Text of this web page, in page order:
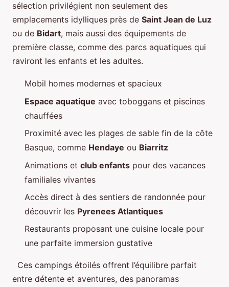
sélection privilégient non seulement des
emplacements idylliques près de Saint Jean de Luz
ou de Bidart, mais aussi des équipements de
première classe, comme des parcs aquatiques qui
raviront les enfants et les adultes.
Mobil homes modernes et spacieux
Espace aquatique avec toboggans et piscines
chauffées
Proximité avec les plages de sable fin de la côte
Basque, comme Hendaye ou Biarritz
Animations et club enfants pour des vacances
familiales vivantes
Accès direct à des sentiers de randonnée pour
découvrir les Pyrenees Atlantiques
Restaurants proposant une cuisine locale pour
une parfaite immersion gustative
Ces campings étoilés offrent l’équilibre parfait
entre détente et aventures, des panoramas